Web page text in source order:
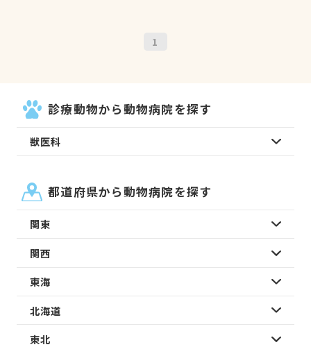
1
診療動物から動物病院を探す
獣医科
都道府県から動物病院を探す
関東
関西
東海
北海道
東北